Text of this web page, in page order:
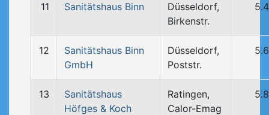
11 Sanitätshaus Binn
Düsseldorf,
Birkenstr.
12
Sanitätshaus Binn
GmbH
Düsseldorf,
Poststr.
13
Sanitätshaus
Höfges & Koch
Ratingen,
Calor-Emag